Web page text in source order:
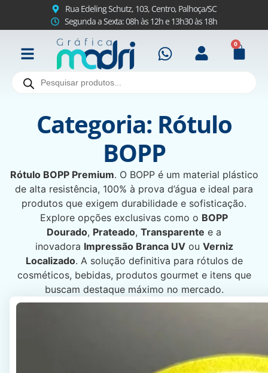
Rua Edeling Schutz, 103, Centro, Palhoça/SC
Segunda a Sexta: 08h às 12h e 13h30 às 18h
0
Categoria: Rótulo
BOPP
Rótulo BOPP Premium. O BOPP é um material plástico
de alta resistência, 100% à prova d’água e ideal para
produtos que exigem durabilidade e sofisticação.
Explore opções exclusivas como o BOPP
Dourado, Prateado, Transparente e a
inovadora Impressão Branca UVou Verniz
Localizado. A solução definitiva para rótulos de
cosméticos, bebidas, produtos gourmet e itens que
buscam destaque máximo no mercado.